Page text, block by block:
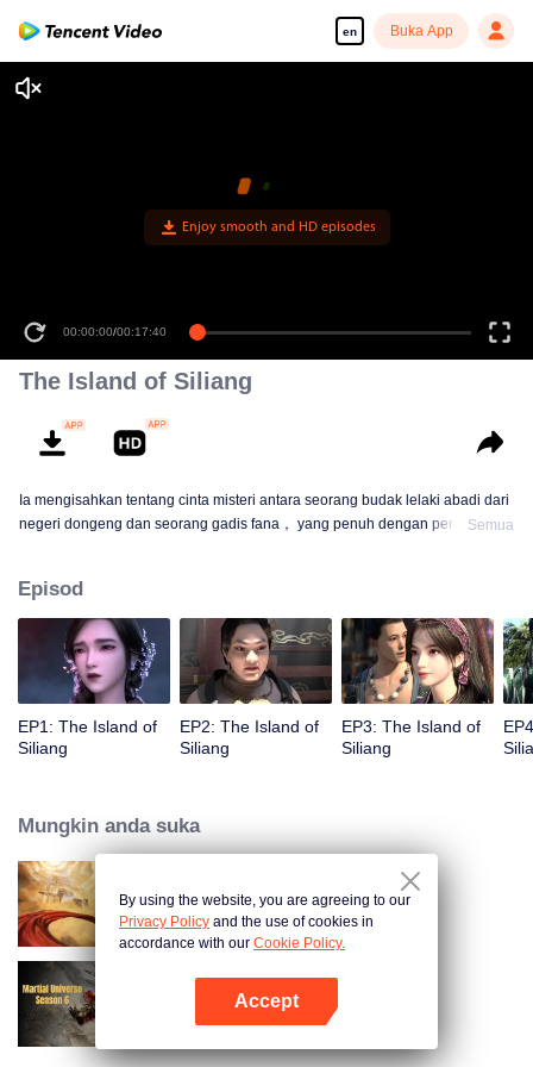
en Buka App
00:00:00/00:17:40
The Island of Siliang
Ia mengisahkan tentang cinta misteri antara seorang budak lelaki abadi dari
negeri dongeng dan seorang gadis fana， yang penuh dengan perangkap
Semua
Episod
EP1: The Island of
Siliang
EP2: The Island of
Siliang
EP3: The Island of
Siliang
Mungkin anda suka
Swallowing the Heavens
Martial Universe S6
By using the website, you are agreeing to our
Privacy Policy and the use of cookies in
accordance with our Cookie Policy.
Accept